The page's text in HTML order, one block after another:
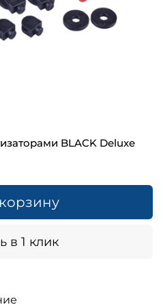
BLACK Deluxe
в 1 клик